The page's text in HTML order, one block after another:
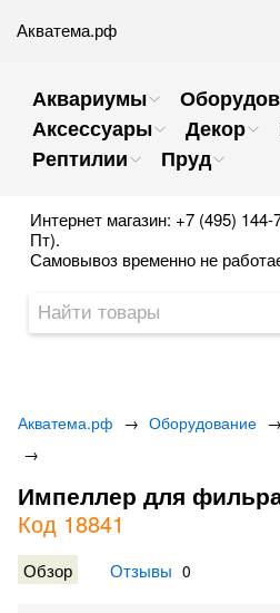
Акватема.рф
Аквариумы
Аксессуары
Декор
Рептилии
Пруд
Интернет магазин: +7 (495)
Пт).
Самовывоз временно не
Акватема.рф → Оборудование →
→
Импеллер для
Код 18841
Обзор Отзывы 0